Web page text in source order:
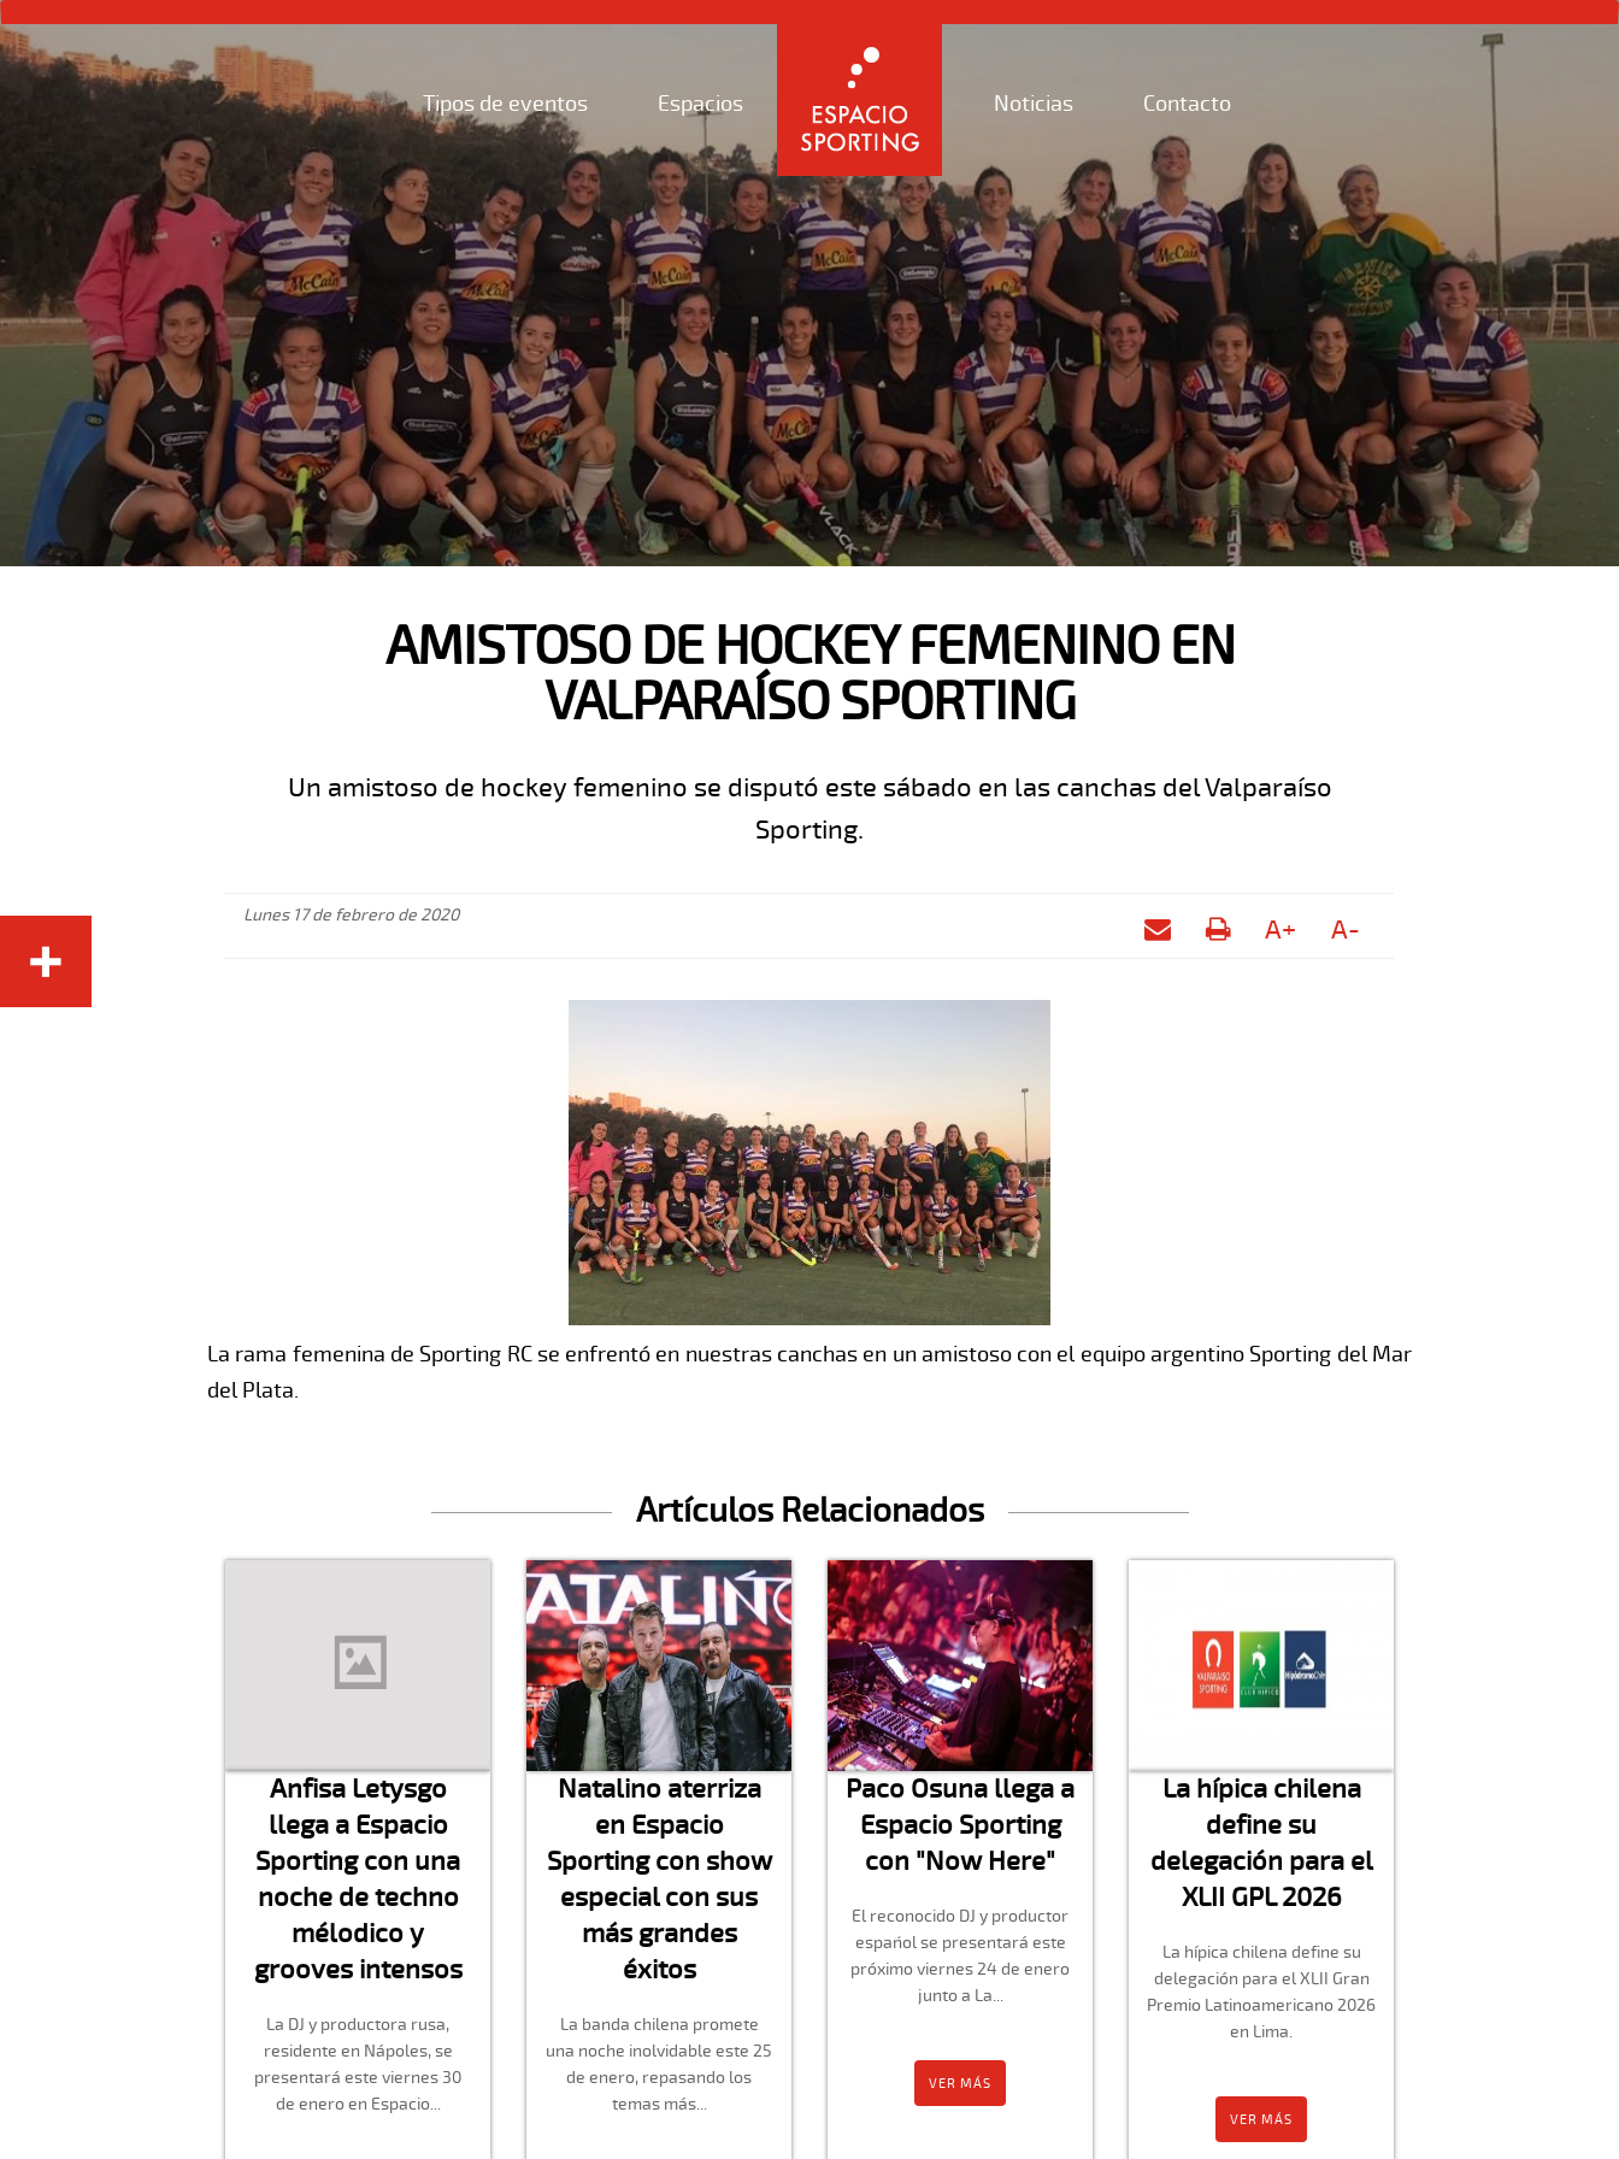
Tipos de eventos Espacios Noticias Contacto
AMISTOSO DE HOCKEY FEMENINO EN
VALPARAÍSO SPORTING
Un amistoso de hockey femenino se disputó este sábado en las canchas del Valparaíso
Sporting.
Lunes 17 de febrero de 2020 A+ A-
La rama femenina de Sporting RC se enfrentó en nuestras canchas en un amistoso con el equipo argentino Sporting del Mar
del Plata.
Artículos Relacionados
Anfisa Letysgo
llega a Espacio
Sporting con una
noche de techno
mélodico y
grooves intensos
La DJ y productora rusa,
residente en Nápoles, se
presentará este viernes 30
de enero en Espacio...
Natalino aterriza
en Espacio
Sporting con show
especial con sus
más grandes
éxitos
La banda chilena promete
una noche inolvidable este 25
de enero, repasando los
temas más...
Paco Osuna llega a
Espacio Sporting
con "Now Here"
El reconocido DJ y productor
español se presentará este
próximo viernes 24 de enero
junto a La...
VER MÁS
La hípica chilena
define su
delegación para el
XLII GPL 2026
La hípica chilena define su
delegación para el XLII Gran
Premio Latinoamericano 2026
en Lima.
VER MÁS